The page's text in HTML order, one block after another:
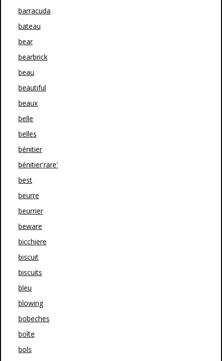
barracuda
bateau
bear
bearbrick
beau
beautiful
beaux
belle
belles
bénitier
bénitier'rare'
best
beurre
beurrier
beware
bicchiere
biscuit
biscuits
bleu
blowing
bobeches
boîte
bols